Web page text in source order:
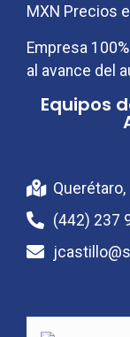
MXN Precios
Empresa
al avance del
Equipos
Querétaro,
(442) 237